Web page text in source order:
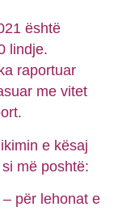
është
lindje.
raportuar
me vitet
e kësaj
më poshtë:
për lehonat e